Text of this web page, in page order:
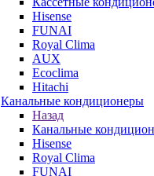
Hisense
FUNAI
Royal Clima
AUX
Ecoclima
Hitachi
Канальные кондиционеры
Назад
Канальные
Hisense
Royal Clima
FUNAI